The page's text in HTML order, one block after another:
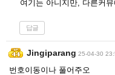
여기는 아니지만, 다른커
답글
Jingiparang 25-04-30
번호이동이나 풀어주오